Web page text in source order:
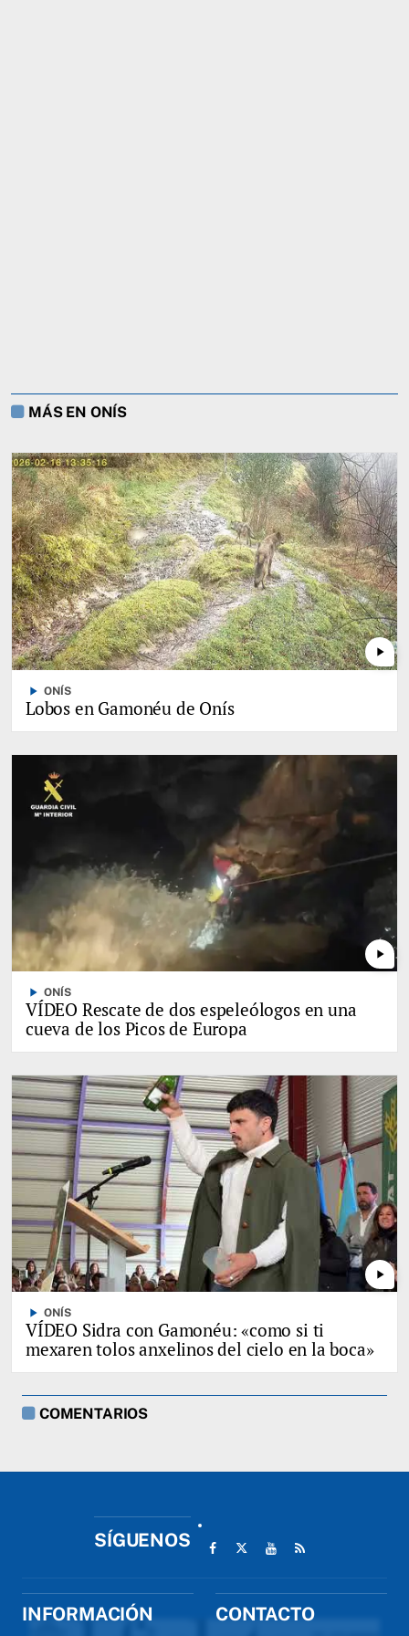
MÁS EN ONÍS
play_arrow
play_arrow ONÍS
Lobos en Gamonéu de Onís
play_arrow
play_arrow ONÍS
VÍDEO Rescate de dos espeleólogos en una
cueva de los Picos de Europa
play_arrow
play_arrow ONÍS
VÍDEO Sidra con Gamonéu: «como si ti
mexaren tolos anxelinos del cielo en la boca»
COMENTARIOS
SÍGUENOS
INFORMACIÓN CONTACTO